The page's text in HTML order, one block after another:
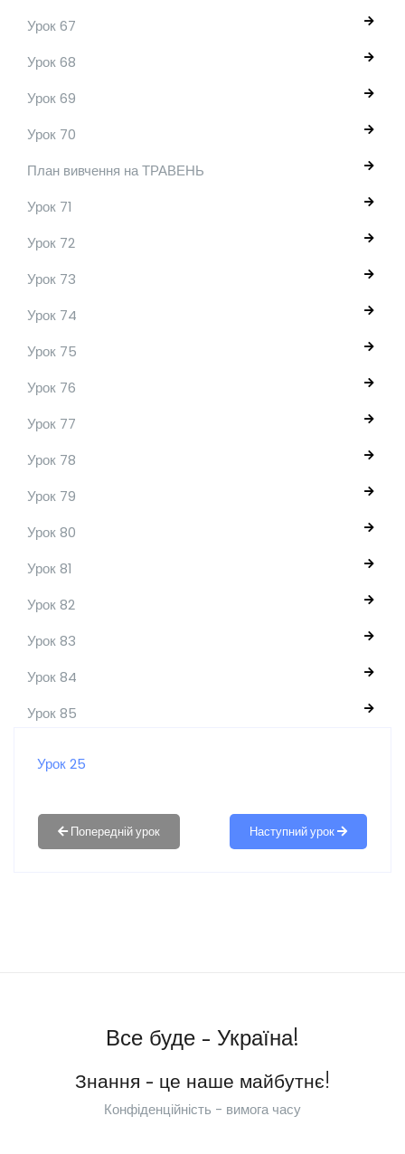
Урок 67
Урок 68
Урок 69
Урок 70
План вивчення на ТРАВЕНЬ
Урок 71
Урок 72
Урок 73
Урок 74
Урок 75
Урок 76
Урок 77
Урок 78
Урок 79
Урок 80
Урок 81
Урок 82
Урок 83
Урок 84
Урок 85
Урок 25
Наступний урок
Все буде - Україна!
Знання - це наше майбутнє!
Конфіденційність - вимога часу